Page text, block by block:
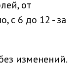
от
с 6 до 12 - за
изменений.